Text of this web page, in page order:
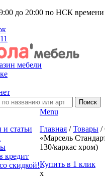
до 20:00 по НСК времени
мебели
статьи
кредит
скидкой!
Menu
Главная / Товары /
«Марсель
130/каркас хром)
Купить в 1 клик
x